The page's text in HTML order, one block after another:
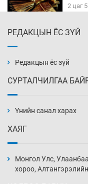
2 цаг
3 цаг
3 цаг
4 цаг
РЕДАКЦЫН ЁС ЗҮЙ
Редакцын ёс зүй
СУРТАЛЧИЛГАА
Үнийн санал харах
ХАЯГ
Монгол Улс,
хороо,